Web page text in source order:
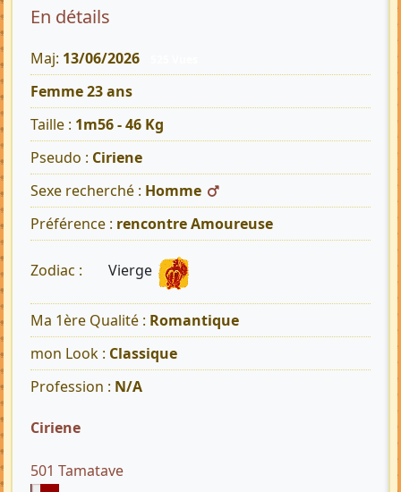
En détails
Maj: 13/06/2026
Femme 23 ans
Taille : 1m56 - 46 Kg
Pseudo : Ciriene
Sexe recherché : Homme
Préférence : rencontre Amoureuse
Zodiac : Vierge
Ma 1ère Qualité : Romantique
mon Look : Classique
Profession : N/A
Ciriene
501 Tamatave